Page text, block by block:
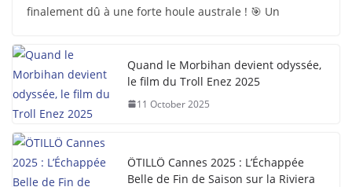
finalement dû à une forte houle australe ! 🎯 Un
Quand le Morbihan devient odyssée,
le film du Troll Enez 2025
11 October 2025
ÖTILLÖ Cannes 2025 : L’Échappée
Belle de Fin de Saison sur la Riviera